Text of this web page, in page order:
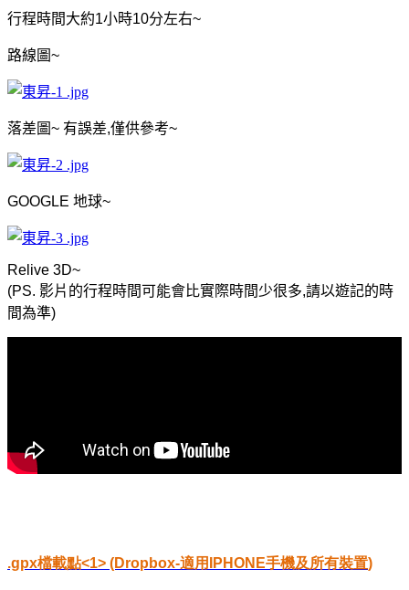
行程時間大約1小時10分左右~
路線圖~
落差圖~ 有誤差,僅供參考~
GOOGLE 地球~
Relive 3D~
(PS. 影片的行程時間可能會比實際時間少很多,請以遊記的時
間為準)
.gpx檔載點<1> (Dropbox-適用 IPHONE手機及所有裝置)